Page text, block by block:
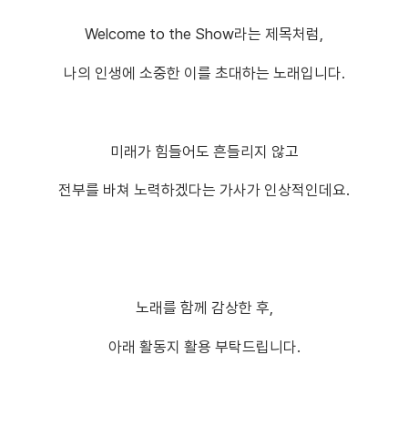
Welcome to the Show라는 제목처럼,
나의 인생에 소중한 이를 초대하는 노래입니다.
미래가 힘들어도 흔들리지 않고
전부를 바쳐 노력하겠다는 가사가 인상적인데요.
노래를 함께 감상한 후,
아래 활동지 활용 부탁드립니다.